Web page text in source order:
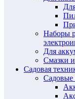
Наборы
Для
Смазки
Садовая